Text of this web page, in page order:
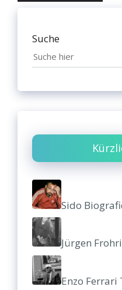
Suche
Sido
Jürgen
Enzo Ferrari